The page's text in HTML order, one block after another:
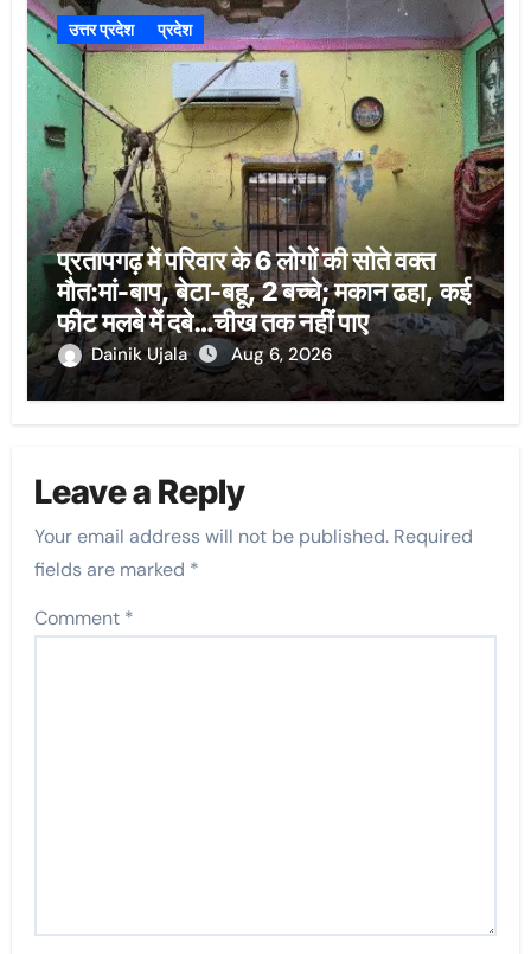
उत्तर प्रदेश प्रदेश
प्रतापगढ़ में परिवार के 6 लोगों की सोते वक्त
मौत:मां-बाप, बेटा-बहू, 2 बच्चे; मकान ढहा, कई
फीट मलबे में दबे…चीख तक नहीं पाए
Dainik Ujala Aug 6, 2026
Leave a Reply
Your email address will not be published. Required
fields are marked *
Comment *